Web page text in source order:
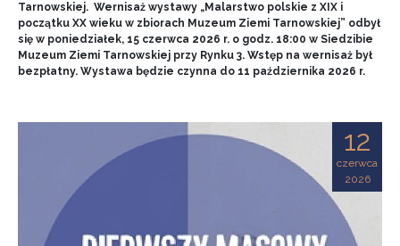
Tarnowskiej. Wernisaż wystawy „Malarstwo polskie z XIX i
początku XX wieku w zbiorach Muzeum Ziemi Tarnowskiej” odbył
się w poniedziałek, 15 czerwca 2026 r. o godz. 18:00 w Siedzibie
Muzeum Ziemi Tarnowskiej przy Rynku 3. Wstęp na wernisaż był
bezpłatny. Wystawa będzie czynna do 11 października 2026 r.
12
czerwca
2026